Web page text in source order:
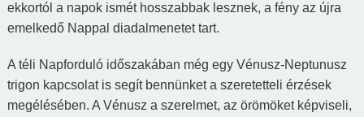
ekkortól a napok ismét hosszabbak lesznek, a fény az újra
emelkedő Nappal diadalmenetet tart.
Atéli Napforduló időszakában még egy Vénusz-Neptunusz
trigon kapcsolat is segít bennünketa szeretetteli érzések
megélésében. A Vénusz a szerelmet, az örömöket képviseli,